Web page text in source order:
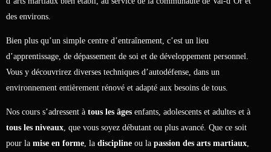
des environs.
Bien plus qu’un simple centre d’entraînement, c’est un lieu
d’apprentissage, de dépassement de soi et de développement personnel.
Vous y découvrirez diverses techniques d’autodéfense, dans un
environnement entièrement rénové et adapté aux besoins de tous.
Nos cours s’adressent à tous les âges enfants, adolescents et adultes et à
tous les niveaux, que vous soyez débutant ou plus avancé. Que ce soit
pour la mise en forme, la discipline ou la passion des arts martiaux,